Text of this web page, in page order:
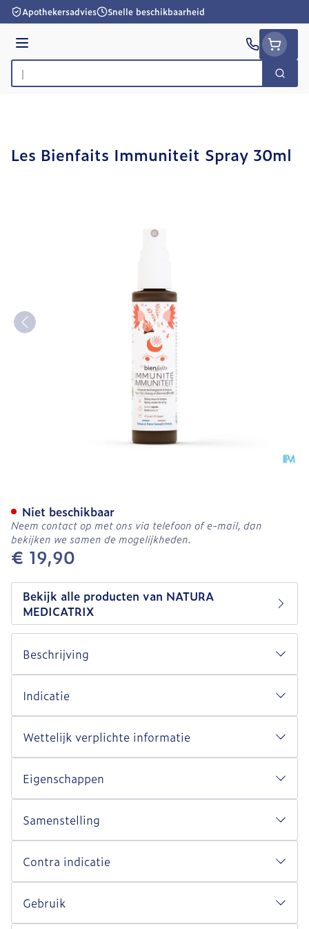
Ga naar de inhoud
Apothekersadvies Snelle beschikbaarheid
Menu
Product, merk, categorie...
Zoek
Les Bienfaits Immuniteit Spray 30ml
€ 19,90
Niet beschikbaar
Neem contact op met ons via telefoon of e-mail, dan
bekijken we samen de mogelijkheden.
Bekijk alle producten van NATURA
MEDICATRIX
Beschrijving
Indicatie
Wettelijk verplichte informatie
Eigenschappen
Samenstelling
Contra indicatie
Gebruik